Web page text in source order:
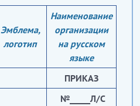
Эмблема,
логотип
Наименование
организации
на русском
языке
ПРИКАЗ
№_____Л/С